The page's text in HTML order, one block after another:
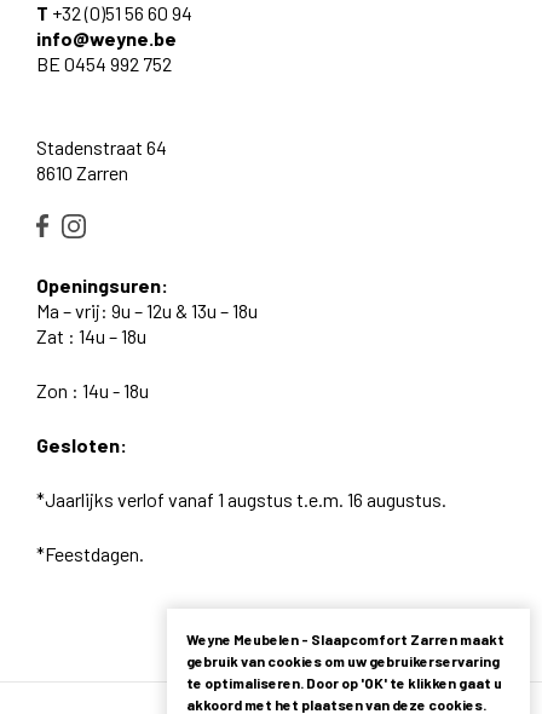
T +32 (0)51 56 60 94
info@weyne.be
BE 0454 992 752
Stadenstraat 64
8610 Zarren
Openingsuren:
Ma – vrij: 9u – 12u & 13u – 18u
Zat : 14u – 18u
Zon : 14u - 18u
Gesloten:
*Jaarlijks verlof vanaf 1 augstus t.e.m. 16 augustus.
*Feestdagen.
Weyne Meubelen - Slaapcomfort Zarren maakt
gebruik van cookies om uw gebruikerservaring
te optimaliseren. Door op 'OK' te klikken gaat u
akkoord met het plaatsen van deze cookies.